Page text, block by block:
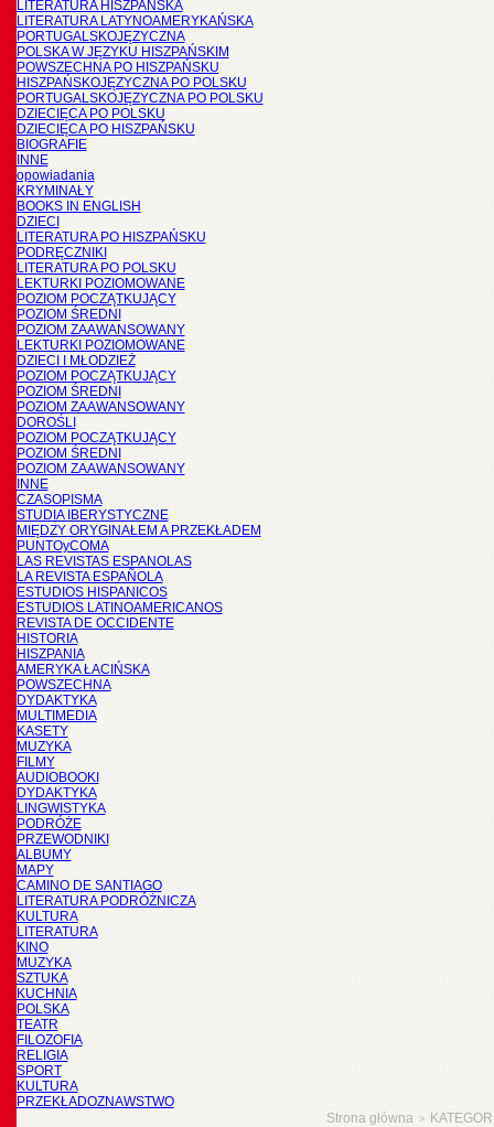
LITERATURA HISZPANSKA
LITERATURA LATYNOAMERYKAŃSKA
PORTUGALSKOJĘZYCZNA
POLSKA W JĘZYKU HISZPAŃSKIM
POWSZECHNA PO HISZPAŃSKU
HISZPAŃSKOJĘZYCZNA PO POLSKU
PORTUGALSKOJĘZYCZNA PO POLSKU
DZIECIĘCA PO POLSKU
DZIECIĘCA PO HISZPAŃSKU
BIOGRAFIE
INNE
opowiadania
KRYMINAŁY
BOOKS IN ENGLISH
DZIECI
LITERATURA PO HISZPAŃSKU
PODRĘCZNIKI
LITERATURA PO POLSKU
LEKTURKI POZIOMOWANE
POZIOM POCZĄTKUJĄCY
POZIOM ŚREDNI
POZIOM ZAAWANSOWANY
LEKTURKI POZIOMOWANE
DZIECI I MŁODZIEŻ
POZIOM POCZĄTKUJĄCY
POZIOM ŚREDNI
POZIOM ZAAWANSOWANY
DOROŚLI
POZIOM POCZĄTKUJĄCY
POZIOM ŚREDNI
POZIOM ZAAWANSOWANY
INNE
CZASOPISMA
STUDIA IBERYSTYCZNE
MIĘDZY ORYGINAŁEM A PRZEKŁADEM
PUNTOyCOMA
LAS REVISTAS ESPANOLAS
LA REVISTA ESPAÑOLA
ESTUDIOS HISPANICOS
ESTUDIOS LATINOAMERICANOS
REVISTA DE OCCIDENTE
HISTORIA
HISZPANIA
AMERYKA ŁACIŃSKA
POWSZECHNA
DYDAKTYKA
MULTIMEDIA
KASETY
MUZYKA
FILMY
AUDIOBOOKI
DYDAKTYKA
LINGWISTYKA
PODRÓŻE
PRZEWODNIKI
ALBUMY
MAPY
CAMINO DE SANTIAGO
LITERATURA PODRÓŻNICZA
KULTURA
LITERATURA
KINO
MUZYKA
SZTUKA
KUCHNIA
POLSKA
TEATR
FILOZOFIA
RELIGIA
SPORT
KULTURA
PRZEKŁADOZNAWSTWO
Strona główna >